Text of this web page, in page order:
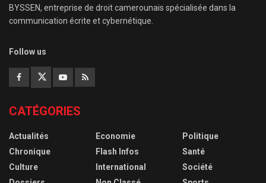
BYSSEN, entreprise de droit camerounais spécialisée dans la
communication écrite et cybernétique.
Follow us
CATÉGORIES
Actualités
Chronique
Culture
Economie
Flash Infos
International
Politique
Santé
Société